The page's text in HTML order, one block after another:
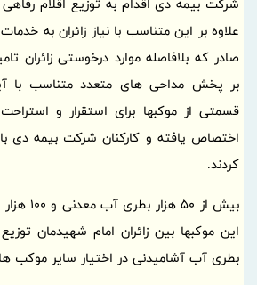
علاوه بر این متناسب با نیاز زائران به
صادر که بلافاصله موارد درخوستی زائران
بر پخش مداحی های متعدد متناسب با
قسمتی از موکبها برای استقرار و
اختصاص یافته و کارکنان شرکت بیمه دی
کردند.
بیش از
این موکبها بین زائران امام شهیدمان
بطری آب آشامیدنی در اختیار سایر موکب